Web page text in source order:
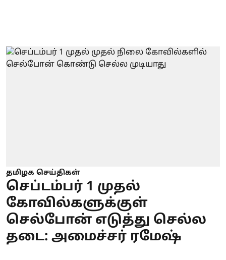
தமிழக செய்திகள்
செப்டம்பர் 1 முதல்
கோவில்களுக்குள்
செல்போன் எடுத்து செல்ல
தடை: அமைச்சர் ரமேஷ்